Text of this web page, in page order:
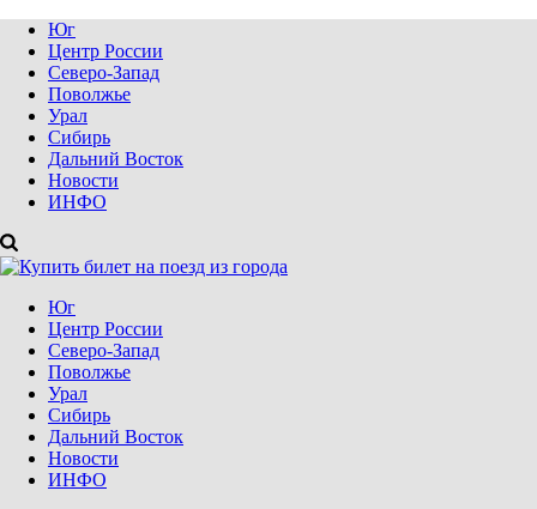
Юг
Центр России
Северо-Запад
Поволжье
Урал
Сибирь
Дальний Восток
Новости
ИНФО
Юг
Центр России
Северо-Запад
Поволжье
Урал
Сибирь
Дальний Восток
Новости
ИНФО